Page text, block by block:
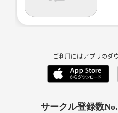
ご利用にはアプリのダ
サークル登録数